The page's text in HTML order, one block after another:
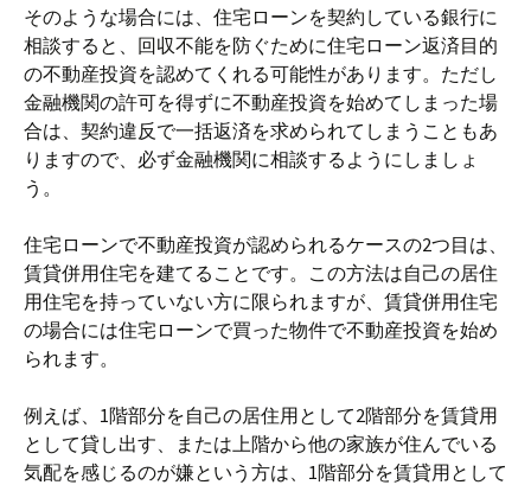
そのような場合には、住宅ローンを契約している銀行に
相談すると、回収不能を防ぐために住宅ローン返済目的
の不動産投資を認めてくれる可能性があります。ただし
金融機関の許可を得ずに不動産投資を始めてしまった場
合は、契約違反で一括返済を求められてしまうこともあ
りますので、必ず金融機関に相談するようにしましょ
う。
住宅ローンで不動産投資が認められるケースの2つ目は、
賃貸併用住宅を建てることです。この方法は自己の居住
用住宅を持っていない方に限られますが、賃貸併用住宅
の場合には住宅ローンで買った物件で不動産投資を始め
られます。
例えば、1階部分を自己の居住用として2階部分を賃貸用
として貸し出す、または上階から他の家族が住んでいる
気配を感じるのが嫌という方は、1階部分を賃貸用として